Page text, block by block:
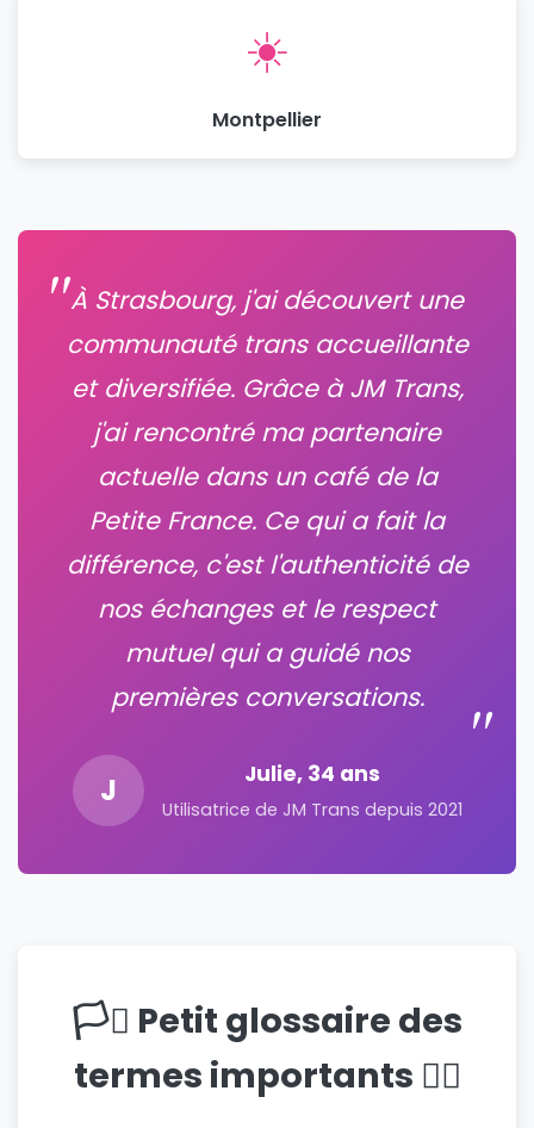
☀️
Montpellier
À Strasbourg, j'ai découvert une
communauté trans accueillante
et diversifiée. Grâce à JM Trans,
j'ai rencontré ma partenaire
actuelle dans un café de la
Petite France. Ce qui a fait la
différence, c'est l'authenticité de
nos échanges et le respect
mutuel qui a guidé nos
premières conversations.
J Julie, 34 ans
Utilisatrice de JM Trans depuis 2021
🏳️‍⚧️ Petit glossaire des
termes importants 🏳️‍🌈